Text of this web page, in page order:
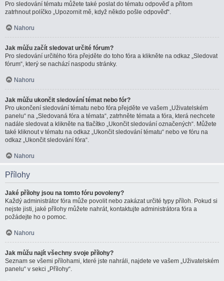
Pro sledování tématu můžete také poslat do tématu odpověď a přitom
zatrhnout políčko „Upozornit mě, když někdo pošle odpověď“.
Nahoru
Jak můžu začít sledovat určité fórum?
Pro sledování určitého fóra přejděte do toho fóra a klikněte na odkaz „Sledovat
fórum“, který se nachází naspodu stránky.
Nahoru
Jak můžu ukončit sledování témat nebo fór?
Pro ukončení sledování tématu nebo fóra přejděte ve vašem „Uživatelském
panelu“ na „Sledovaná fóra a témata“, zatrhněte témata a fóra, která nechcete
nadále sledovat a klikněte na tlačítko „Ukončit sledování označených“. Můžete
také kliknout v tématu na odkaz „Ukončit sledování tématu“ nebo ve fóru na
odkaz „Ukončit sledování fóra“.
Nahoru
Přílohy
Jaké přílohy jsou na tomto fóru povoleny?
Každý administrátor fóra může povolit nebo zakázat určité typy příloh. Pokud si
nejste jisti, jaké přílohy můžete nahrát, kontaktujte administrátora fóra a
požádejte ho o pomoc.
Nahoru
Jak můžu najít všechny svoje přílohy?
Seznam se všemi přílohami, které jste nahráli, najdete ve vašem „Uživatelském
panelu“ v sekci „Přílohy“.